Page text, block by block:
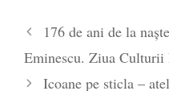
176 de ani de la
Eminescu. Ziua Culturii
Icoane pe sticla –